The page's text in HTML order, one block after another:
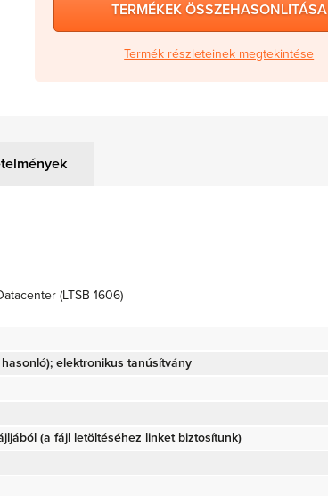
TERMÉKEK ÖSSZEHASONLITÁSA
Termék részleteinek megtekintése
(LTSB 1606)
elektronikus tanúsítvány
(a fájl letöltéséhez linket biztosítunk)